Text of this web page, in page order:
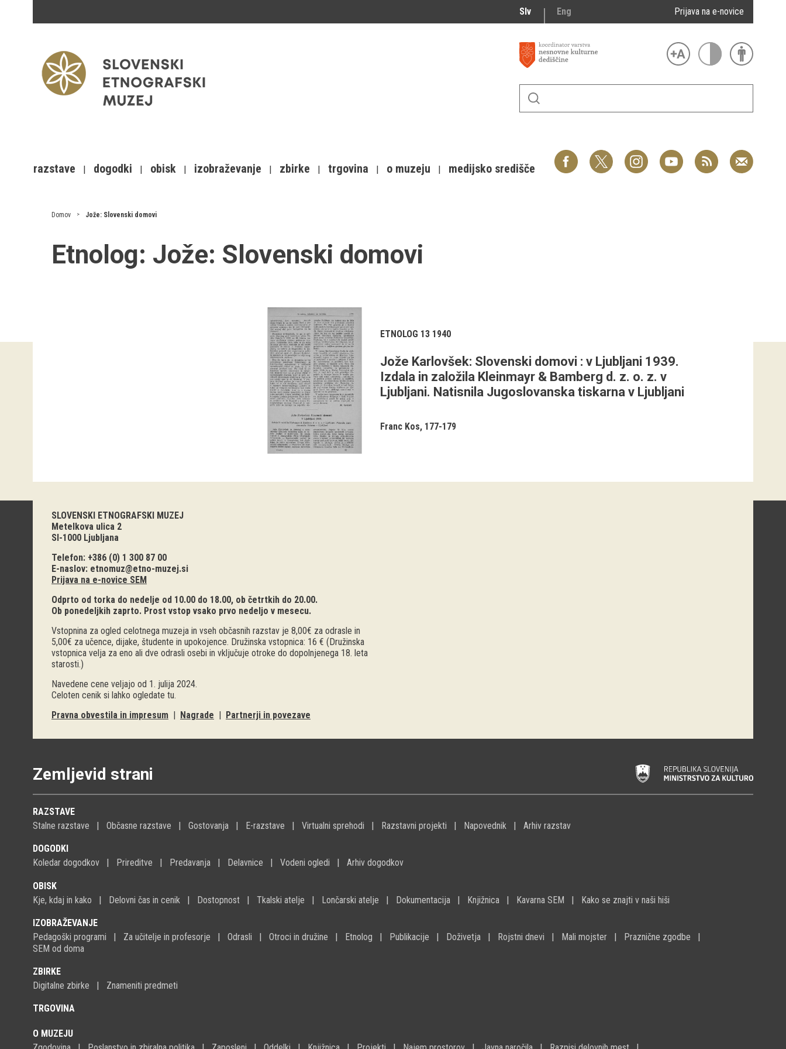
Slv Eng Prijava na e-novice
razstave dogodki obisk izobraževanje zbirke trgovina o muzeju medijsko središče
Domov Jože: Slovenski domovi
Etnolog: Jože: Slovenski domovi
ETNOLOG 13 1940
Jože Karlovšek: Slovenski domovi : v Ljubljani 1939.
Izdala in založila Kleinmayr & Bamberg d. z. o. z. v
Ljubljani. Natisnila Jugoslovanska tiskarna v Ljubljani
Franc Kos 177-179
SLOVENSKI ETNOGRAFSKI MUZEJ
Metelkova ulica 2
SI-1000 Ljubljana
Telefon: +386 (0) 1 300 87 00
E-naslov: etnomuz@etno-muzej.si
Prijava na e-novice SEM
Odprto od torka do nedelje od 10.00 do 18.00, ob četrtkih do 20.00.
Ob ponedeljkih zaprto. Prost vstop vsako prvo nedeljo v mesecu.
Vstopnina za ogled celotnega muzeja in vseh občasnih razstav je 8,00€ za odrasle in
5,00€ za učence, dijake, študente in upokojence. Družinska vstopnica: 16 € (Družinska
vstopnica velja za eno ali dve odrasli osebi in vključuje otroke do dopolnjenega 18. leta
starosti.)
Navedene cene veljajo od 1. julija 2024.
Celoten cenik si lahko ogledate tu.
Pravna obvestila in impresum | Nagrade | Partnerji in povezave
Zemljevid strani
RAZSTAVE
Stalne razstave
Občasne razstave Gostovanja E-razstave Virtualni sprehodi Razstavni projekti Napovednik Arhiv razstav
DOGODKI
Koledar dogodkov
Prireditve Predavanja Delavnice Vodeni ogledi Arhiv dogodkov
OBISK
Kje, kdaj in kako
Delovni čas in cenik Dostopnost Tkalski atelje Lončarski atelje Dokumentacija Knjižnica Kavarna SEM Kako se znajti v naši hiši
IZOBRAŽEVANJE
Pedagoški programi
Za učitelje in profesorje Odrasli Otroci in družine Etnolog Publikacije Doživetja Rojstni dnevi Mali mojster
Praznične zgodbe
SEM od doma
ZBIRKE
Digitalne zbirke
Znameniti predmeti
TRGOVINA
O MUZEJU